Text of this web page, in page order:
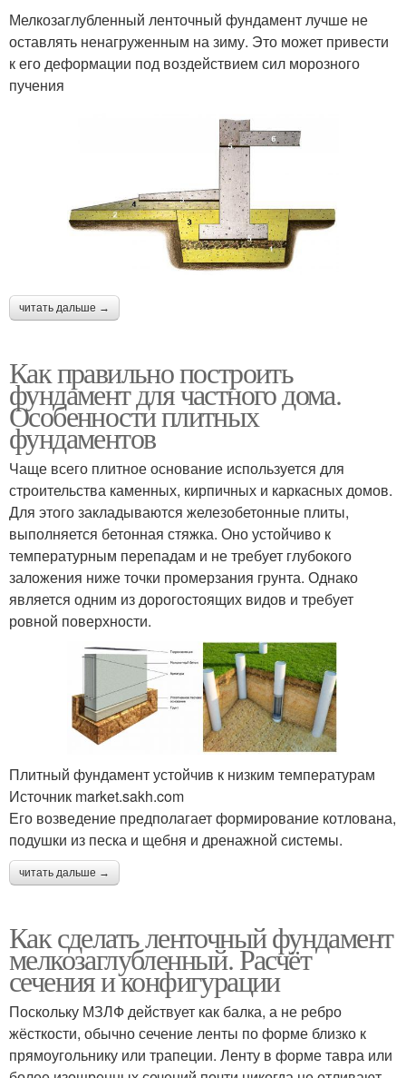
Мелкозаглубленный ленточный фундамент лучше не
оставлять ненагруженным на зиму. Это может привести
к его деформации под воздействием сил морозного
пучения
читать дальше →
Как правильно построить
фундамент для частного дома.
Особенности плитных
фундаментов
Чаще всего плитное основание используется для
строительства каменных, кирпичных и каркасных домов.
Для этого закладываются железобетонные плиты,
выполняется бетонная стяжка. Оно устойчиво к
температурным перепадам и не требует глубокого
заложения ниже точки промерзания грунта. Однако
является одним из дорогостоящих видов и требует
ровной поверхности.
Плитный фундамент устойчив к низким температурам
Источник market.sakh.com
Его возведение предполагает формирование котлована,
подушки из песка и щебня и дренажной системы.
читать дальше →
Как сделать ленточный фундамент
мелкозаглубленный. Расчёт
сечения и конфигурации
Поскольку МЗЛФ действует как балка, а не ребро
жёсткости, обычно сечение ленты по форме близко к
прямоугольнику или трапеции. Ленту в форме тавра или